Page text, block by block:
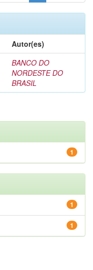
Autor(es)
BANCO DO
NORDESTE DO
BRASIL
1
1
1